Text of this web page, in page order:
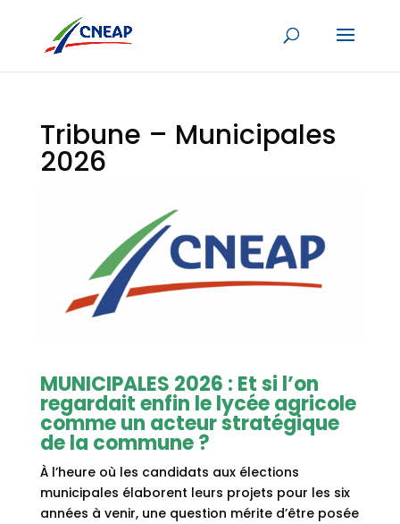
Tribune – Municipales
2026
MUNICIPALES 2026 : Et si l’on
regardait enfin le lycée agricole
comme un acteur stratégique
de la commune ?
À l’heure où les candidats aux élections
municipales élaborent leurs projets pour les six
années à venir, une question mérite d’être posée